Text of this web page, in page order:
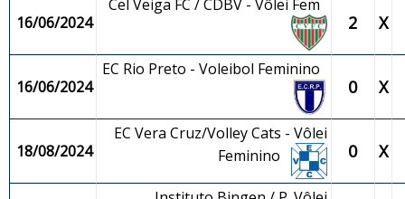
16/06/2024
Cel Veiga FC / CDBV - Vôlei Fem
2 X
16/06/2024
EC Rio Preto - Voleibol Feminino
0 X
18/08/2024
EC Vera Cruz/Volley Cats - Vôlei
Feminino
0 X